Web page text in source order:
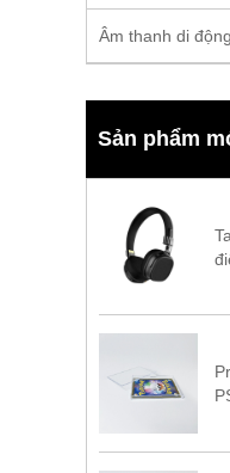
Âm thanh di động
Sản phẩm